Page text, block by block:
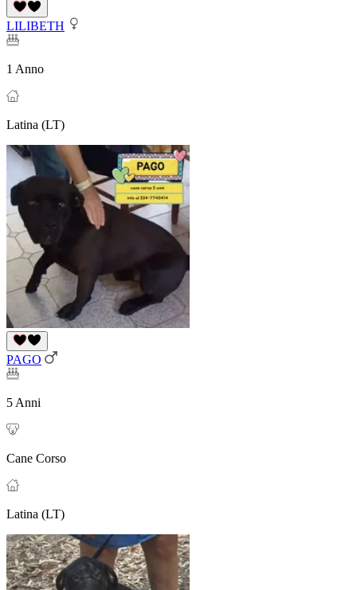
LILIBETH
1 Anno
Latina (LT)
PAGO
5 Anni
Cane Corso
Latina (LT)